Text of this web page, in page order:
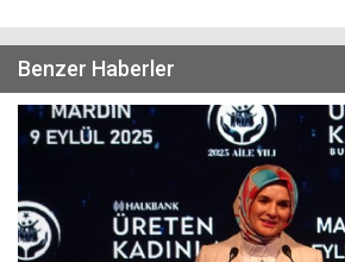
Benzer Haberler